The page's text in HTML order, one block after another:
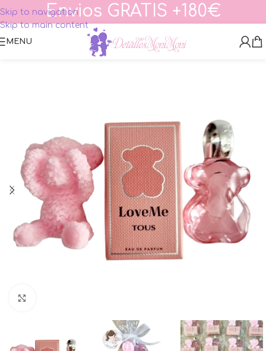
Skip to navigation
Skip to main content
Envios GRATIS +180€
MENU